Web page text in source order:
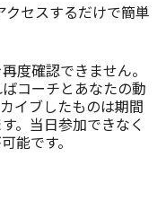
クセスするだけで簡単
度確認できません。
コーチとあなたの動
イブしたものは期間
。当日参加できなく
能です。